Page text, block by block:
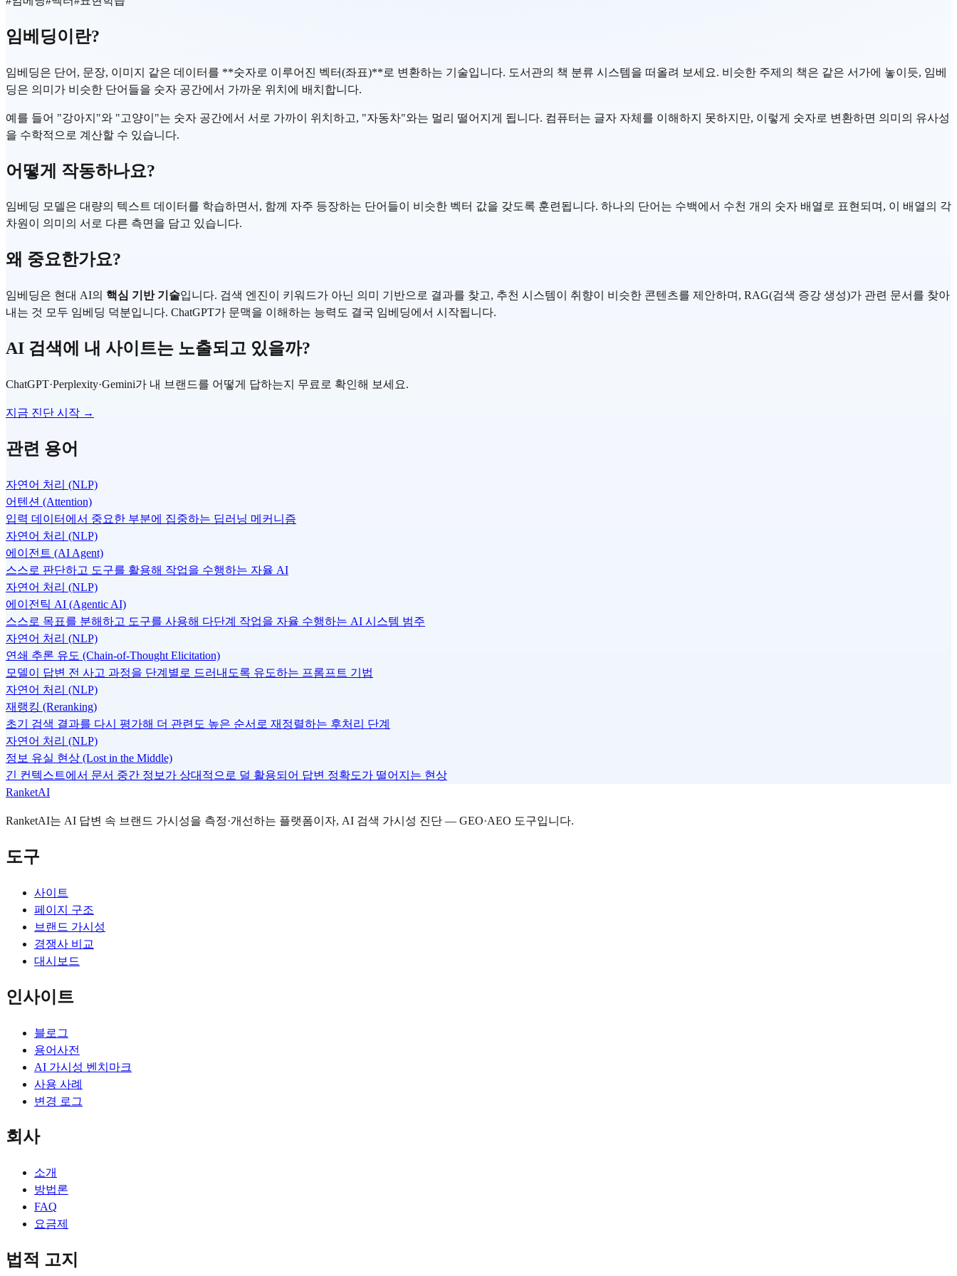
임베딩이란?
임베딩은 단어, 문장, 이미지 같은 데이터를 **숫자로 이루어진 벡터(좌표)**로 변환하는 기술입니다. 도서관의 책 분류 시스템을 떠올려 보세요. 비슷한 주제의 책은 같은 서가에 놓이듯, 임베
딩은 의미가 비슷한 단어들을 숫자 공간에서 가까운 위치에 배치합니다.
예를 들어 "강아지"와 "고양이"는 숫자 공간에서 서로 가까이 위치하고, "자동차"와는 멀리 떨어지게 됩니다. 컴퓨터는 글자 자체를 이해하지 못하지만, 이렇게 숫자로 변환하면 의미의 유사성
을 수학적으로 계산할 수 있습니다.
어떻게 작동하나요?
임베딩 모델은 대량의 텍스트 데이터를 학습하면서, 함께 자주 등장하는 단어들이 비슷한 벡터 값을 갖도록 훈련됩니다. 하나의 단어는 수백에서 수천 개의 숫자 배열로 표현되며, 이 배열의 각
차원이 의미의 서로 다른 측면을 담고 있습니다.
왜 중요한가요?
임베딩은 현대 AI의 핵심 기반 기술입니다. 검색 엔진이 키워드가 아닌 의미 기반으로 결과를 찾고, 추천 시스템이 취향이 비슷한 콘텐츠를 제안하며, RAG(검색 증강 생성)가 관련 문서를 찾아
내는 것 모두 임베딩 덕분입니다. ChatGPT가 문맥을 이해하는 능력도 결국 임베딩에서 시작됩니다.
AI 검색에 내 사이트는 노출되고 있을까?
ChatGPT·Perplexity·Gemini가 내 브랜드를 어떻게 답하는지 무료로 확인해 보세요.
지금 진단 시작 →
관련 용어
자연어 처리 (NLP)
어텐션 (Attention)
입력 데이터에서 중요한 부분에 집중하는 딥러닝 메커니즘
자연어 처리 (NLP)
에이전트 (AI Agent)
스스로 판단하고 도구를 활용해 작업을 수행하는 자율 AI
자연어 처리 (NLP)
에이전틱 AI (Agentic AI)
스스로 목표를 분해하고 도구를 사용해 다단계 작업을 자율 수행하는 AI 시스템 범주
자연어 처리 (NLP)
연쇄 추론 유도 (Chain-of-Thought Elicitation)
모델이 답변 전 사고 과정을 단계별로 드러내도록 유도하는 프롬프트 기법
자연어 처리 (NLP)
재랭킹 (Reranking)
초기 검색 결과를 다시 평가해 더 관련도 높은 순서로 재정렬하는 후처리 단계
자연어 처리 (NLP)
정보 유실 현상 (Lost in the Middle)
긴 컨텍스트에서 문서 중간 정보가 상대적으로 덜 활용되어 답변 정확도가 떨어지는 현상
RanketAI
RanketAI는 AI 답변 속 브랜드 가시성을 측정·개선하는 플랫폼이자, AI 검색 가시성 진단 — GEO·AEO 도구입니다.
도구
사이트
페이지 구조
브랜드 가시성
경쟁사 비교
대시보드
인사이트
블로그
용어사전
AI 가시성 벤치마크
사용 사례
변경 로그
회사
소개
방법론
FAQ
요금제
법적 고지